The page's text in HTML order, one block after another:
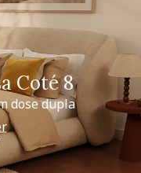
Coté 8
dose dupla